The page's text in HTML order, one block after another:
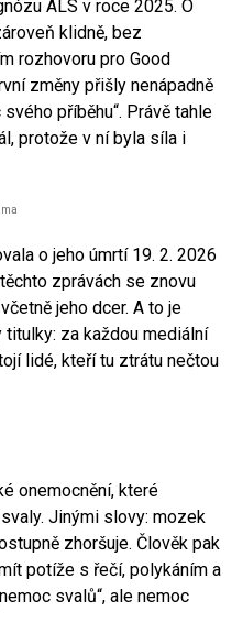
ALS v roce 2025. O
klidně, bez
rozhovoru pro Good
změny přišly nenápadně
příběhu“. Právě tahle
protože v ní byla síla i
o jeho úmrtí 19. 2. 2026
zprávách se znovu
jeho dcer. A to je
za každou mediální
lidé, kteří tu ztrátu nečtou
onemocnění, které
Jinými slovy: mozek
zhoršuje. Člověk pak
potíže s řečí, polykáním a
svalů“, ale nemoc